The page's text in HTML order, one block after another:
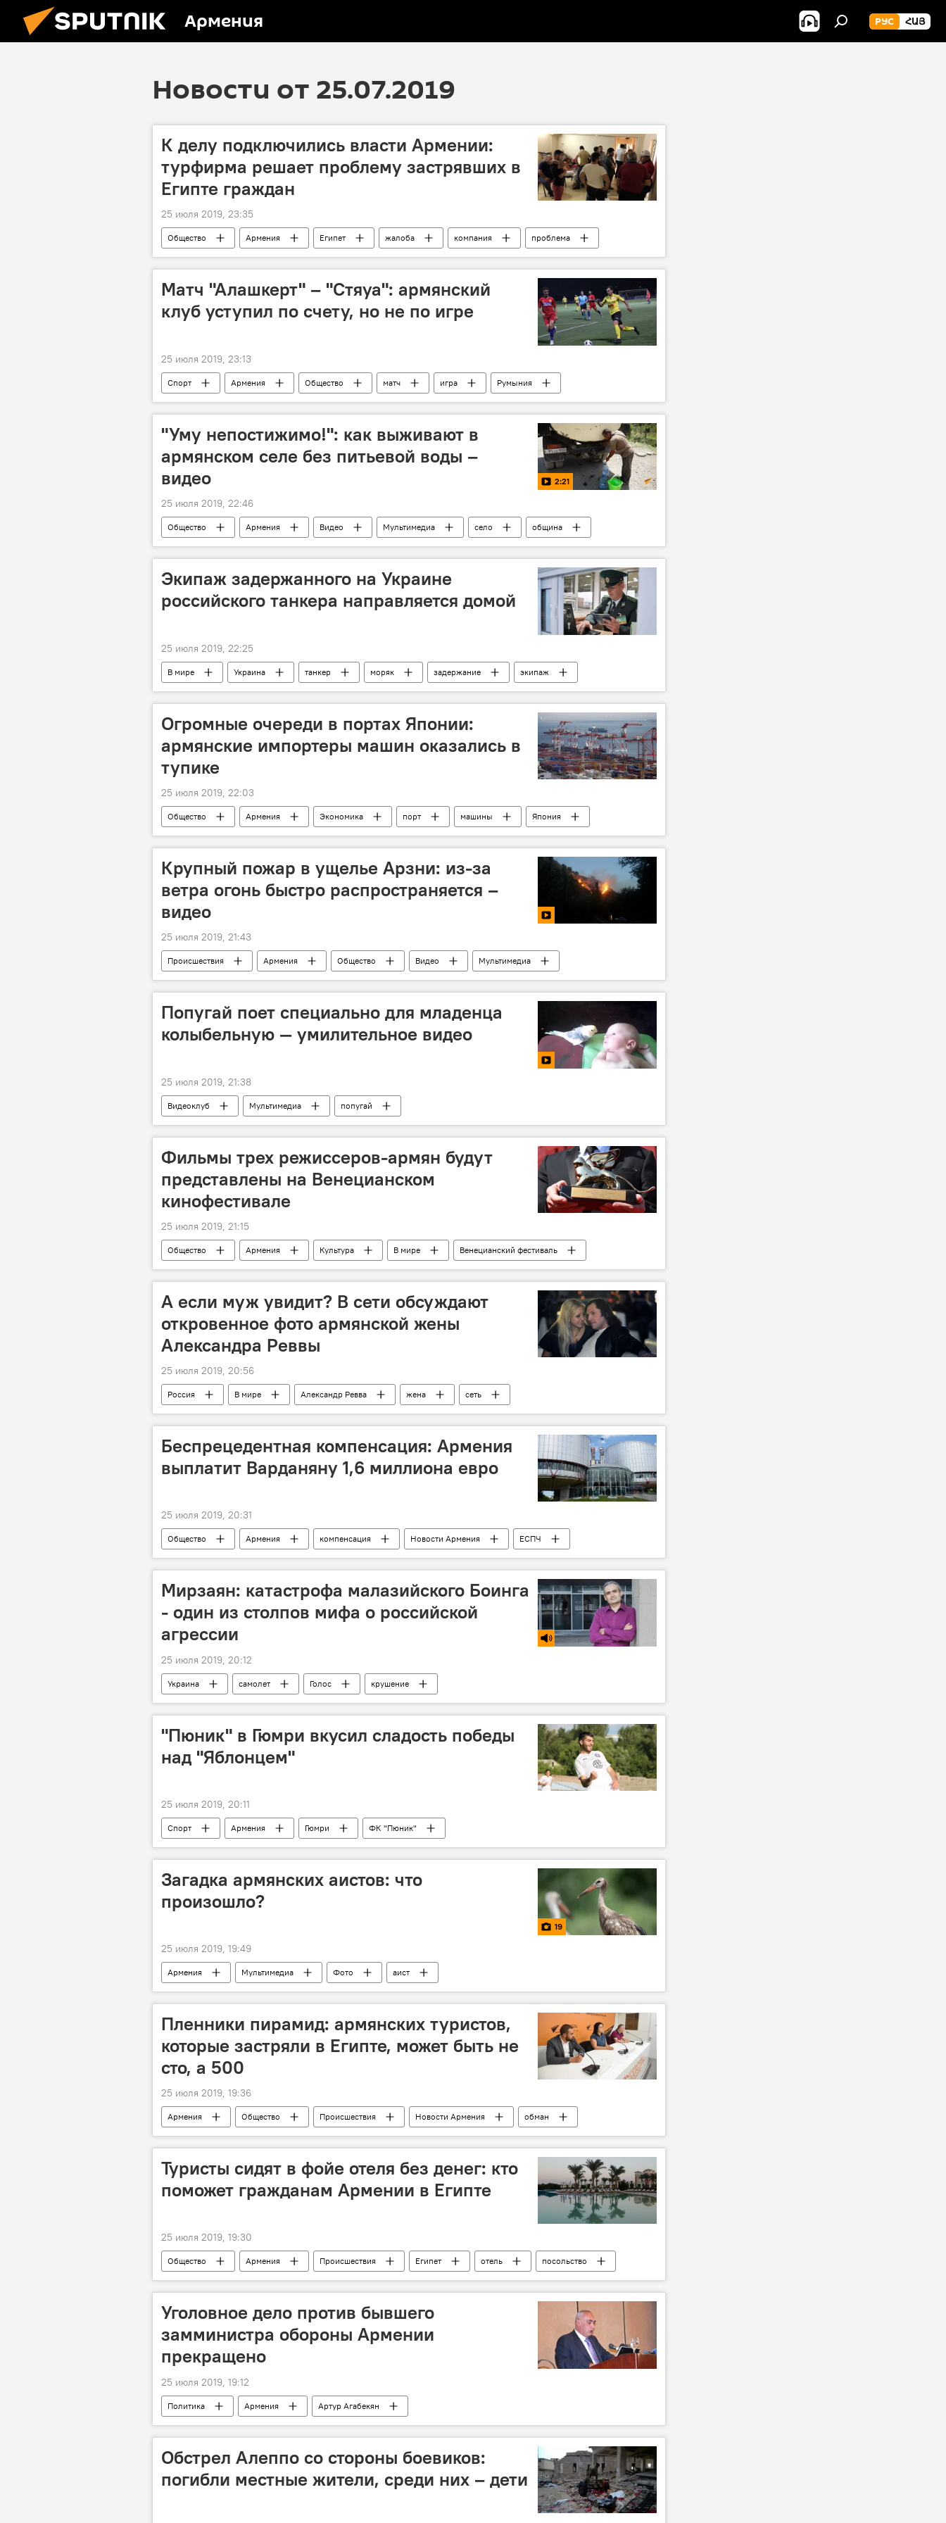
Армения РУС ՀԱՅ
Новости от 25.07.2019
К делу подключились власти Армении:
турфирма решает проблему застрявших в
Египте граждан
25 июля 2019, 23:35
Общество Армения Египет жалоба компания
проблема
Новости Армения
работа власть
Матч "Алашкерт" – "Стяуа": армянский
клуб уступил по счету, но не по игре
25 июля 2019, 23:13
Спорт Армения Общество матч игра
Румыния
команда
соперник ФК Алашкерт
"Уму непостижимо!": как выживают в
армянском селе без питьевой воды –
видео
2:21
25 июля 2019, 22:46
Общество Армения Видео Мультимедиа село
община
Новости Армения
Экипаж задержанного на Украине
российского танкера направляется домой
25 июля 2019, 22:25
В мире Украина танкер моряк задержание экипаж
Огромные очереди в портах Японии:
армянские импортеры машин оказались в
тупике
25 июля 2019, 22:03
Общество Армения Экономика порт машины
Япония
США
Новости Армения автомобиль
Крупный пожар в ущелье Арзни: из-за
ветра огонь быстро распространяется –
видео
25 июля 2019, 21:43
Происшествия Армения Общество Видео
Мультимедиа
пожар
огонь Новости Армения ветер
Попугай поет специально для младенца
колыбельную — умилительное видео
25 июля 2019, 21:38
Видеоклуб Мультимедиа попугай
Фильмы трех режиссеров-армян будут
представлены на Венецианском
кинофестивале
25 июля 2019, 21:15
Общество Армения Культура В мире
Венецианский фестиваль
приз
режиссер фильмы Новости Армения армяне
А если муж увидит? В сети обсуждают
откровенное фото армянской жены
Александра Реввы
25 июля 2019, 20:56
Россия В мире Александр Ревва жена сеть
Беспрецедентная компенсация: Армения
выплатит Варданяну 1,6 миллиона евро
25 июля 2019, 20:31
Общество Армения компенсация Новости Армения ЕСПЧ
Мирзаян: катастрофа малазийского Боинга
- один из столпов мифа о российской
агрессии
25 июля 2019, 20:12
Украина самолет Голос крушение
"Пюник" в Гюмри вкусил сладость победы
над "Яблонцем"
25 июля 2019, 20:11
Спорт Армения Гюмри ФК "Пюник"
Загадка армянских аистов: что
произошло?
19
25 июля 2019, 19:49
Армения Мультимедиа Фото аист
Пленники пирамид: армянских туристов,
которые застряли в Египте, может быть не
сто, а 500
25 июля 2019, 19:36
Армения Общество Происшествия Новости Армения
обман
афера
билеты Египет отмена рейсов Пресс-центр туристы
Туристы сидят в фойе отеля без денег: кто
поможет гражданам Армении в Египте
25 июля 2019, 19:30
Общество Армения Происшествия Египет отель
посольство
Новости Армения
гражданин
Уголовное дело против бывшего
замминистра обороны Армении
прекращено
25 июля 2019, 19:12
Политика Армения Артур Агабекян
Обстрел Алеппо со стороны боевиков:
погибли местные жители, среди них – дети